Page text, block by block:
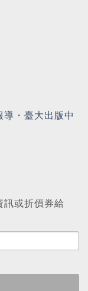
導 ・ 臺大出版中
訊或折價券給